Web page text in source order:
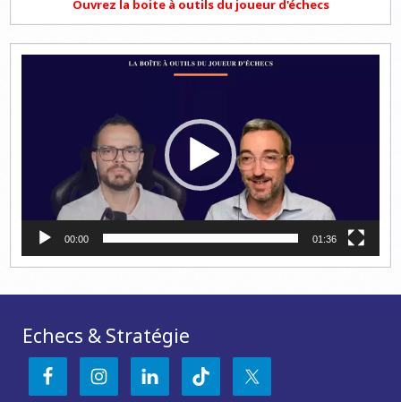
Ouvrez la boite à outils du joueur d'échecs
00:00 01:36
Echecs & Stratégie